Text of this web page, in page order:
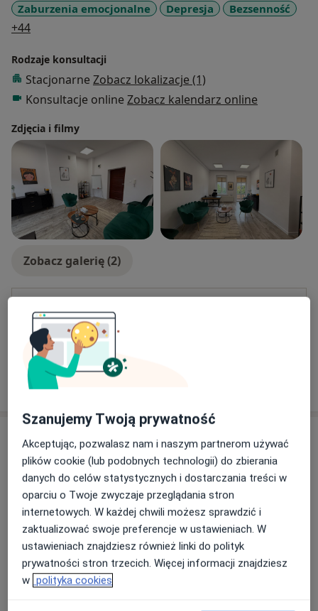
Zaburzenia emocjonalne
Depresja Bezsenność
+44a11y_sr_more_diseases
Rodzaje konsultacji
Stacjonarne Zobacz lokalizacje (1)
Konsultacje online Zobacz kalendarz online
Zdjęcia i filmy
Zobacz galerię (2)
Płatność online akceptowana
Oszczędź swój czas przed wizytą.
Usługi i ceny
Konsultacja seksuologiczna
250 zł Szczegóły Umów wizytę
Psychoterapia
250 zł Szczegóły Umów wizytę
Konsultacja psychologiczna
Szanujemy Twoją prywatność
Akceptując, pozwalasz nam i naszym partnerom używać
plików cookie (lub podobnych technologii) do zbierania
danych do celów statystycznych i dostarczania treści w
oparciu o Twoje zwyczaje przeglądania stron
internetowych. W każdej chwili możesz sprawdzić i
zaktualizować swoje preferencje w ustawieniach. W
ustawieniach znajdziesz również linki do polityk
prywatności stron trzecich. Więcej informacji znajdziesz
w polityka cookies